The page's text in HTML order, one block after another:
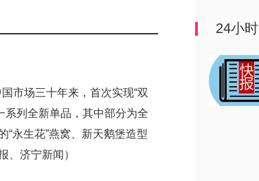
市场三十年来，首次实现“双
系列全新单品，其中部分为全
“永生花”燕窝、新天鹅堡造型
、济宁新闻）
24小时